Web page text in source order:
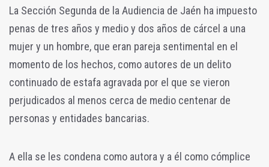
La Sección Segunda de la Audiencia de Jaén ha impuesto
penas de tres años y medio y dos años de cárcel a una
mujer y un hombre, que eran pareja sentimental en el
momento de los hechos, como autores de un delito
continuado de estafa agravada por el que se vieron
perjudicados al menos cerca de medio centenar de
personas y entidades bancarias.
A ella se les condena como autora y a él como cómplice